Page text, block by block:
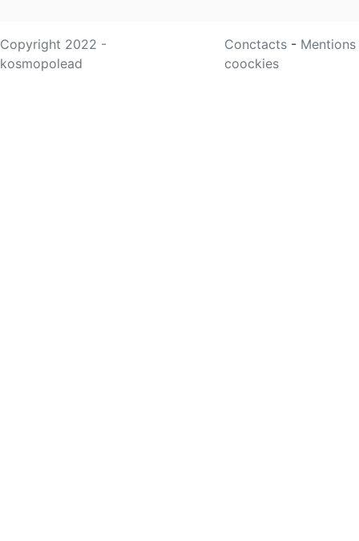
Copyright 2022 -
kosmopolead
Conctacts -
coockies